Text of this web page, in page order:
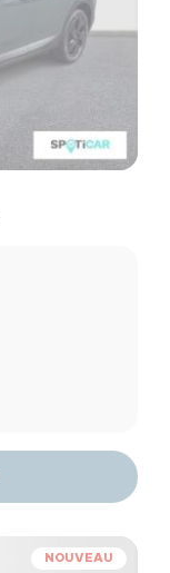
NOUVEAU